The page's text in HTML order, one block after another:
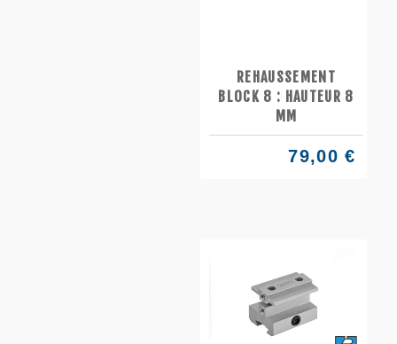
REHAUSSEMENT
BLOCK 8 : HAUTEUR 8
MM
79,00 €